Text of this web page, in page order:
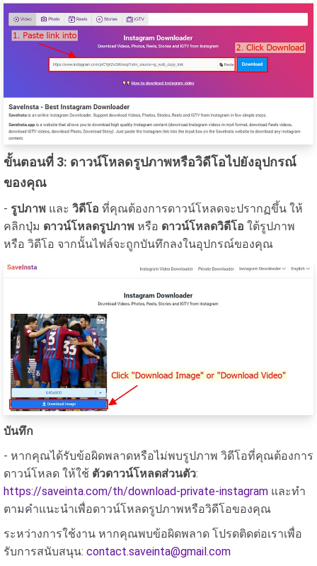
ขั้นตอนที่ 3: ดาวน์โหลดรูปภาพหรือวิดีโอไปยังอุปกรณ์
ของคุณ
- รูปภาพ และ วิดีโอ ที่คุณต้องการดาวน์โหลดจะปรากฏขึ้น ให้
คลิกปุ่ม ดาวน์โหลดรูปภาพ หรือ ดาวน์โหลดวิดีโอ ใต้รูปภาพ
หรือ วิดีโอ จากนั้นไฟล์จะถูกบันทึกลงในอุปกรณ์ของคุณ
บันทึก
- หากคุณได้รับข้อผิดพลาดหรือไม่พบรูปภาพ วิดีโอที่คุณต้องการ
ดาวน์โหลด ให้ใช้ ตัวดาวน์โหลดส่วนตัว:
https://saveinta.com/th/download-private-instagram และทำ
ตามคำแนะนำเพื่อดาวน์โหลดรูปภาพหรือวิดีโอของคุณ
ระหว่างการใช้งาน หากคุณพบข้อผิดพลาด โปรดติดต่อเราเพื่อ
รับการสนับสนุน: contact.saveinta@gmail.com